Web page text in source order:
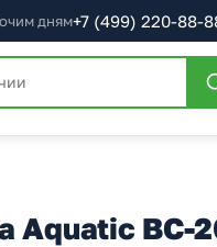
дням+7 (499) 220-88-
Aquatic ВС-